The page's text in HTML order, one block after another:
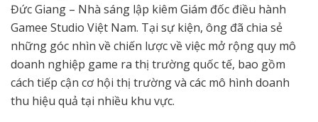
Đức Giang – Nhà sáng lập kiêm Giám đốc điều hành
Gamee Studio Việt Nam. Tại sự kiện, ông đã chia sẻ
những góc nhìn về chiến lược về việc mở rộng quy mô
doanh nghiệp game ra thị trường quốc tế, bao gồm
cách tiếp cận cơ hội thị trường và các mô hình doanh
thu hiệu quả tại nhiều khu vực.